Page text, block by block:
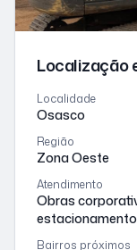
Localização
Localidade
Osasco
Região
Zona Oeste
Atendimento
Obras
Bairros próximos